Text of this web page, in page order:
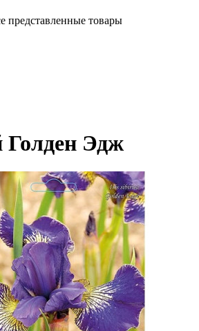
представленные товары
Голден Эдж